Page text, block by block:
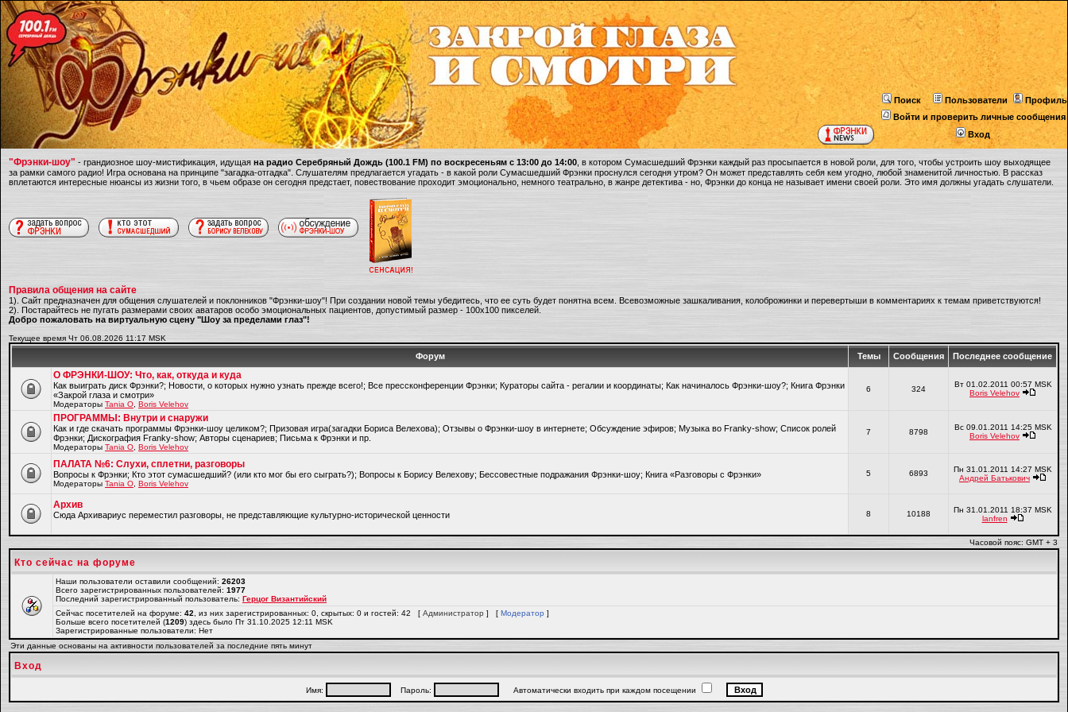
Поиск Пользователи
Профиль
Войти и проверить личные сообщения
Вход
"Фрэнки-шоу" - грандиозное шоу-мистификация, идущая на радио Серебряный Дождь (100.1 FM) по воскресеньям с 13:00 до 14:00 , в котором Сумасшедший Фрэнки каждый раз просыпается в новой роли, для того, чтобы устроить шоу выходящее
за рамки самого радио! Игра основана на принципе "загадка-отгадка". Слушателям предлагается угадать - в какой роли Сумасшедший Фрэнки проснулся сегодня утром? Он может представлять себя кем угодно, любой знаменитой личностью. В рассказ
вплетаются интересные нюансы из жизни того, в чьем образе он сегодня предстает, повествование проходит эмоционально, немного театрально, в жанре детектива - но, Фрэнки до конца не называет имени своей роли. Это имя должны угадать слушатели.
Правила общения на сайте
1). Сайт предназначен для общения слушателей и поклонников "Фрэнки-шоу"! При создании новой темы убедитесь, что ее суть будет понятна всем. Всевозможные зашкаливания, колоброжинки и перевертыши в комментариях к темам приветствуются!
2). Постарайтесь не пугать размерами своих аватаров особо эмоциональных пациентов, допустимый размер - 100х100 пикселей.
Добро пожаловать на виртуальную сцену "Шоу за пределами глаз"!
Текущее время Чт 06.08.2026 11:17 MSK
Форум Темы Сообщения Последнее сообщение
О ФРЭНКИ-ШОУ: Что, как, откуда и куда
Как выиграть диск Фрэнки?; Новости, о которых нужно узнать прежде всего!; Все прессконференции Фрэнки; Кураторы сайта - регалии и координаты; Как начиналось Фрэнки-шоу?; Книга Фрэнки
«Закрой глаза и смотри»
Модераторы Tania O Boris Velehov
6 324
Вт 01.02.2011 00:57 MSK
Boris Velehov
ПРОГРАММЫ: Внутри и снаружи
Как и где скачать программы Фрэнки-шоу целиком?; Призовая игра(загадки Бориса Велехова); Отзывы о Фрэнки-шоу в интернете; Обсуждение эфиров; Музыка во Franky-show; Список ролей
Фрэнки; Дискография Franky-show; Авторы сценариев; Письма к Фрэнки и пр.
Модераторы Tania O Boris Velehov
7 8798
Вс 09.01.2011 14:25 MSK
Boris Velehov
ПАЛАТА №6: Слухи, сплетни, разговоры
Вопросы к Фрэнки; Кто этот сумасшедший? (или кто мог бы его сыграть?); Вопросы к Борису Велехову; Бессовестные подражания Фрэнки-шоу; Книга «Разговоры с Фрэнки»
Модераторы Tania O Boris Velehov
5 6893
Пн 31.01.2011 14:27 MSK
Андрей Батькович
Архив
Cюда Архивариус переместил разговоры, не представляющие культурно-исторической ценности 8 10188
Пн 31.01.2011 18:37 MSK
lanfren
Часовой пояс: GMT + 3
Кто сейчас на форуме
Наши пользователи оставили сообщений: 26203
Всего зарегистрированных пользователей: 1977
Последний зарегистрированный пользователь: Герцог Византийский
Сейчас посетителей на форуме: 42 , из них зарегистрированных: 0, скрытых: 0 и гостей: 42 [ Администратор ] [ Модератор ]
Больше всего посетителей (1209) здесь было Пт 31.10.2025 12:11 MSK
Зарегистрированные пользователи: Нет
Эти данные основаны на активности пользователей за последние пять минут
Вход
Имя: Пароль: Автоматически входить при каждом посещении